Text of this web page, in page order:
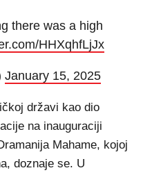
there was a high
HHXqhfLjJx
January 15, 2025
državi kao dio
na inauguraciji
Mahame, kojoj
doznaje se. U